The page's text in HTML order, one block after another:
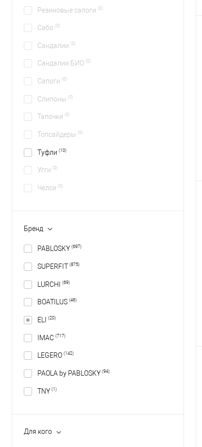
Резиновые сапоги (0)
Сабо (0)
Сандалии (0)
Сандалии БИО (0)
Сапоги (0)
Слипоны (0)
Тапочки (0)
Топсайдеры (0)
Туфли (10)
Угги (0)
Челси (0)
Бренд
PABLOSKY (697)
SUPERFIT (875)
LURCHI (69)
BOATILUS (46)
ELI (20)
IMAC (717)
LEGERO (142)
PAOLA by PABLOSKY (94)
TNY (1)
Для кого